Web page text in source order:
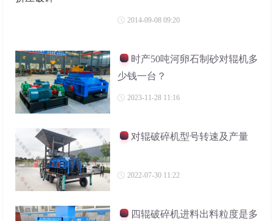
2014-09-08 09:20
时产50吨河卵石制砂对辊机多
少钱一台？
2023-11-28 11:16
对辊破碎机型号转速及产量
2022-07-30 11:22
四辊破碎机进料出料粒度是多